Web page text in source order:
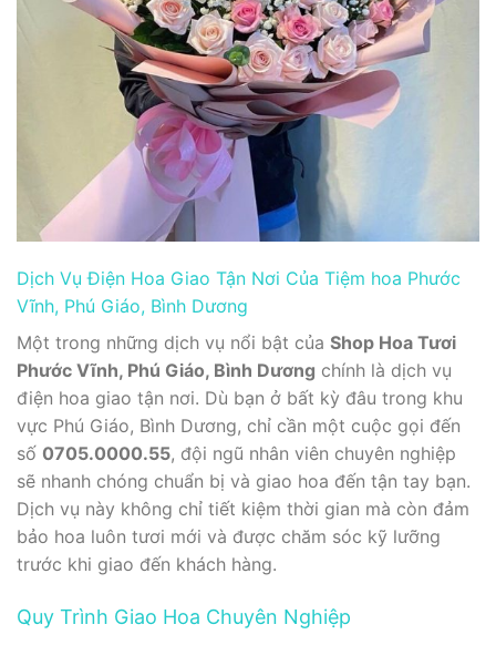
Dịch Vụ Điện Hoa Giao Tận Nơi Của Tiệm hoa Phước
Vĩnh, Phú Giáo, Bình Dương
Một trong những dịch vụ nổi bật của Shop Hoa Tươi
Phước Vĩnh, Phú Giáo, Bình Dương chính là dịch vụ
điện hoa giao tận nơi. Dù bạn ở bất kỳ đâu trong khu
vực Phú Giáo, Bình Dương, chỉ cần một cuộc gọi đến
số 0705.0000.55, đội ngũ nhân viên chuyên nghiệp
sẽ nhanh chóng chuẩn bị và giao hoa đến tận tay bạn.
Dịch vụ này không chỉ tiết kiệm thời gian mà còn đảm
bảo hoa luôn tươi mới và được chăm sóc kỹ lưỡng
trước khi giao đến khách hàng.
Quy Trình Giao Hoa Chuyên Nghiệp